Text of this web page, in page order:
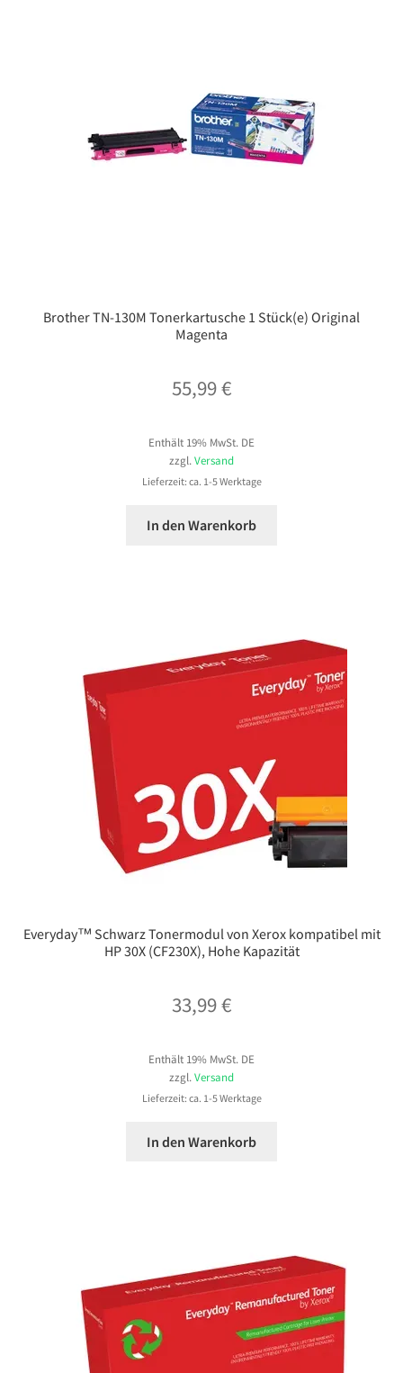
Brother TN-130M Tonerkartusche 1 Stück(e) Original
Magenta
55,99€
Enthält 19% MwSt. DE
zzgl.Versand
Lieferzeit: ca. 1-5 Werktage
In den Warenkorb
Everyday™ Schwarz Tonermodul von Xerox kompatibel mit
HP 30X (CF230X), Hohe Kapazität
33,99€
Enthält 19% MwSt. DE
zzgl. Versand
Lieferzeit: ca. 1-5 Werktage
In den Warenkorb